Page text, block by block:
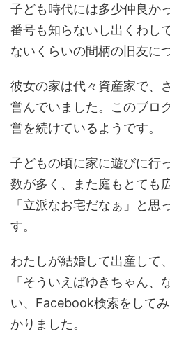
子ども時代には多少仲良か
番号も知らないし出くわし
ないくらいの間柄の旧友に
彼女の家は代々資産家で、
営んでいました。このブロ
営を続けているようです。
子どもの頃に家に遊びに行
数が多く、また庭もとても
「立派なお宅だなぁ」と思
す。
わたしが結婚して出産して
「そういえばゆきちゃん、
い、Facebook検索をして
かりました。